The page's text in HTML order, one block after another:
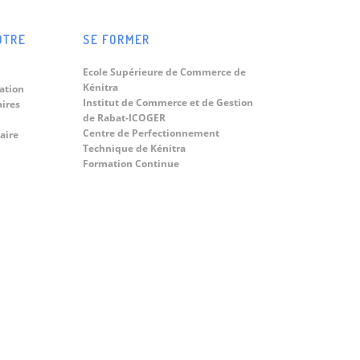
SE FORMER
Ecole Supérieure de Commerce de
Kénitra
Institut de Commerce et de Gestion
de Rabat-ICOGER
Centre de Perfectionnement
Technique de Kénitra
Formation Continue